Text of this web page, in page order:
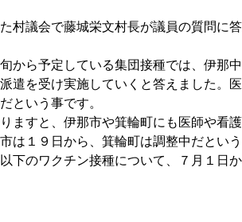
村議会で藤城栄文村長が議員の質問に
から予定している集団接種では、伊那
遣を受け実施していくと答えました。
という事です。
ますと、伊那市や箕輪町にも医師や看
は１９日から、箕輪町は調整中だという
下のワクチン接種について、７月１日